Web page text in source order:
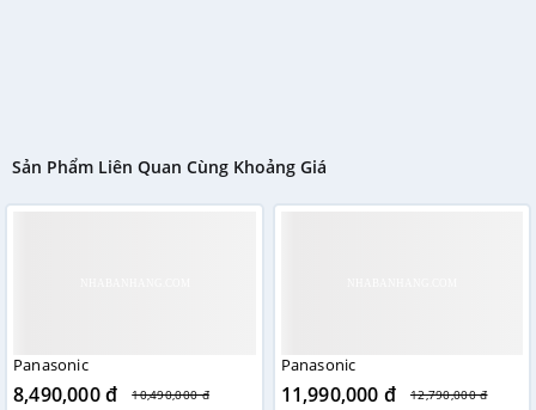
Sản Phẩm Liên Quan Cùng Khoảng Giá
Panasonic
8,490,000 đ 10,490,000 đ
Panasonic
11,990,000 đ 12,790,000 đ